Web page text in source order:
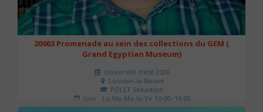
20603 Promenade au sein des collections du GEM (
Grand Egyptian Museum)
Université d'été 2026
Louvain-la-Neuve
POLET Sébastien
Jour : Lu-Ma-Me-Je-Ve 10:00- 16:00
Nombre de séances : 2